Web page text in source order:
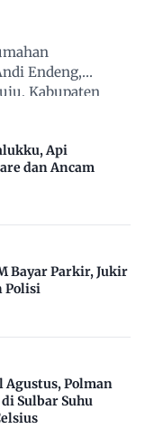
Endeng,
Kabupaten
Api
dan Ancam
Bayar Parkir, Jukir
Polisi
Agustus, Polman
Sulbar Suhu